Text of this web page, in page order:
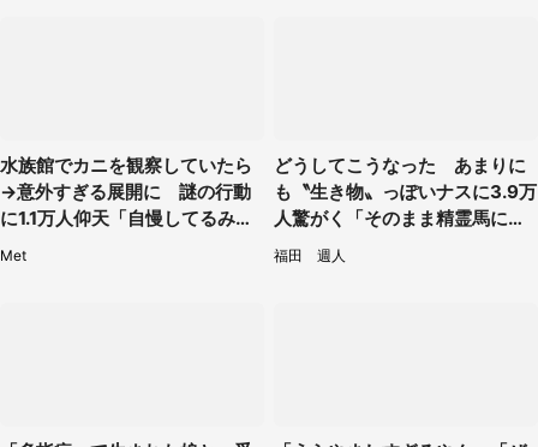
水族館でカニを観察していたら
→意外すぎる展開に 謎の行動
に1.1万人仰天「自慢してるみた
Met
どうしてこうなった あまりに
も〝生き物〟っぽいナスに3.9万
人驚がく「そのまま精霊馬に使
えそう」
福田 週人